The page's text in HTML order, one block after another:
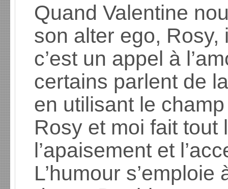
Quand Valentine
son alter ego,
c’est un appel à
certains parlent de
en utilisant le
Rosy et moi fait tout
l’apaisement et
L’humour